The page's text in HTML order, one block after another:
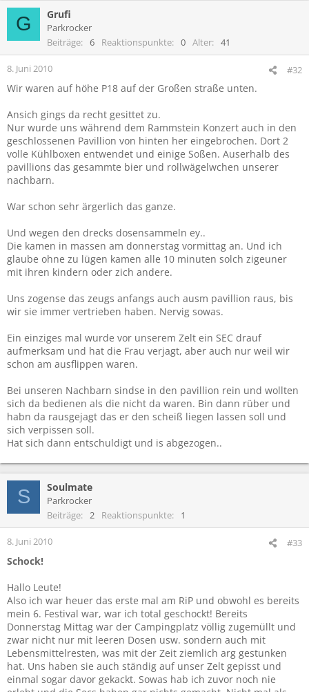
G Grufi
Parkrocker
Beiträge
6 Reaktionspunkte 0 Alter 41
8. Juni 2010 #32
Wir waren auf höhe P18 auf der Großen straße unten.
Ansich gings da recht gesittet zu.
Nur wurde uns während dem Rammstein Konzert auch in den
geschlossenen Pavillion von hinten her eingebrochen. Dort 2
volle Kühlboxen entwendet und einige Soßen. Auserhalb des
pavillions das gesammte bier und rollwägelwchen unserer
nachbarn.
War schon sehr ärgerlich das ganze.
Und wegen den drecks dosensammeln ey..
Die kamen in massen am donnerstag vormittag an. Und ich
glaube ohne zu lügen kamen alle 10 minuten solch zigeuner
mit ihren kindern oder zich andere.
Uns zogense das zeugs anfangs auch ausm pavillion raus, bis
wir sie immer vertrieben haben. Nervig sowas.
Ein einziges mal wurde vor unserem Zelt ein SEC drauf
aufmerksam und hat die Frau verjagt, aber auch nur weil wir
schon am ausflippen waren.
Bei unseren Nachbarn sindse in den pavillion rein und wollten
sich da bedienen als die nicht da waren. Bin dann rüber und
habn da rausgejagt das er den scheiß liegen lassen soll und
sich verpissen soll.
Hat sich dann entschuldigt und is abgezogen..
S Soulmate
Parkrocker
Beiträge
2 Reaktionspunkte 1
8. Juni 2010 #33
Schock!
Hallo Leute!
Also ich war heuer das erste mal am RiP und obwohl es bereits
mein 6. Festival war, war ich total geschockt! Bereits
Donnerstag Mittag war der Campingplatz völlig zugemüllt und
zwar nicht nur mit leeren Dosen usw. sondern auch mit
Lebensmittelresten, was mit der Zeit ziemlich arg gestunken
hat. Uns haben sie auch ständig auf unser Zelt gepisst und
einmal sogar davor gekackt. Sowas hab ich zuvor noch nie